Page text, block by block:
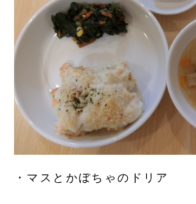
・マスとかぼちゃのドリア